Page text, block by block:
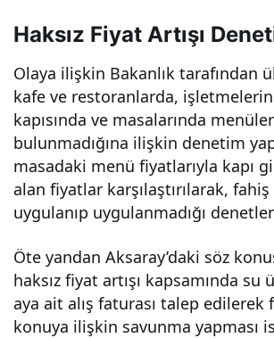
Haksız Fiyat Artışı
Olaya ilişkin Bakanlık tarafından
kafe ve restoranlarda,
kapısında ve masalarında
bulunmadığına ilişkin denetim
masadaki menü fiyatlarıyla kapı
alan fiyatlar karşılaştırılarak,
uygulanıp uygulanmadığı
Öte yandan Aksaray’daki söz
haksız fiyat artışı kapsamında
aya ait alış faturası talep edilerek
konuya ilişkin savunma yapması